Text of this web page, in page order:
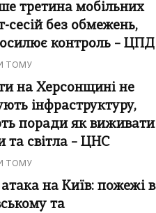
третина мобільних
сесій без обмежень,
контроль – ЦПД
ТОМУ
на Херсонщині не
інфраструктуру,
поради як виживати
та світла – ЦНС
ТОМУ
на Київ: пожежі в
та